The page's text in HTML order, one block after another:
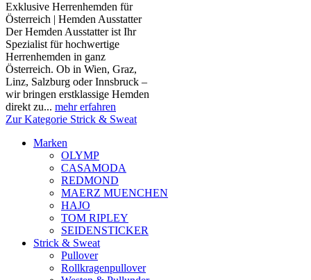
Exklusive Herrenhemden für
Österreich | Hemden Ausstatter
Der Hemden Ausstatter ist Ihr
Spezialist für hochwertige
Herrenhemden in ganz
Österreich. Ob in Wien, Graz,
Linz, Salzburg oder Innsbruck –
wir bringen erstklassige Hemden
direkt zu... mehr erfahren
Zur Kategorie Strick & Sweat
Marken
OLYMP
CASAMODA
REDMOND
MAERZ MUENCHEN
HAJO
TOM RIPLEY
SEIDENSTICKER
Strick & Sweat
Pullover
Rollkragenpullover